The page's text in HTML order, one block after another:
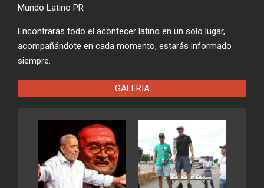
Mundo Latino PR
Encontrarás todo el acontecer latino en un solo lugar,
acompañándote en cada momento, estarás informado
siempre.
GALERIA